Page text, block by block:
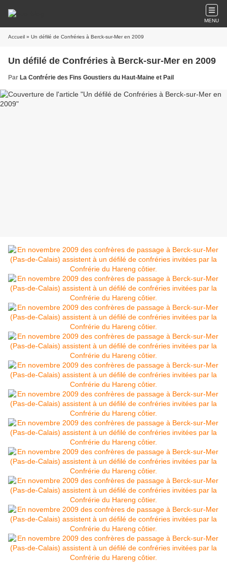
MENU
Accueil » Un défilé de Confréries à Berck-sur-Mer en 2009
Un défilé de Confréries à Berck-sur-Mer en 2009
Par La Confrérie des Fins Goustiers du Haut-Maine et Pail